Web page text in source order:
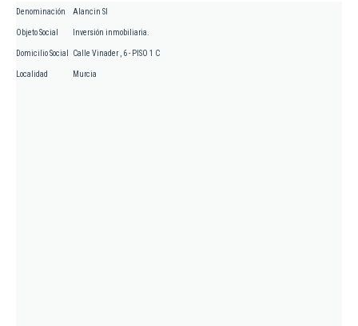
Denominación Alancin Sl
Objeto Social Inversión inmobiliaria.
Domicilio Social Calle Vinader , 6 - PISO 1 C
Localidad Murcia